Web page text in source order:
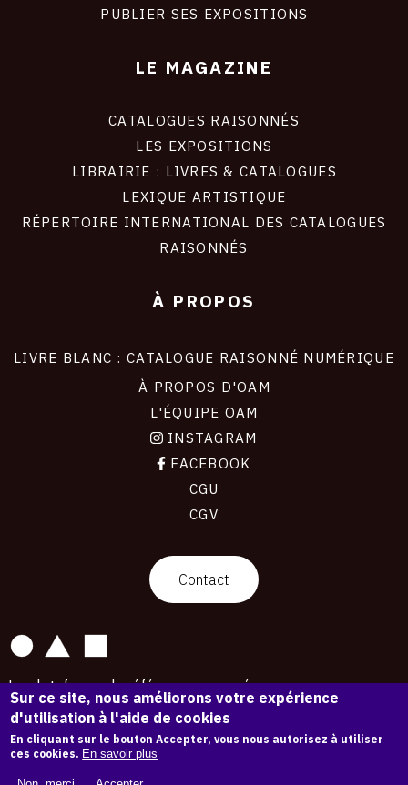
PUBLIER SES EXPOSITIONS
LE MAGAZINE
CATALOGUES RAISONNÉS
LES EXPOSITIONS
LIBRAIRIE : LIVRES & CATALOGUES
LEXIQUE ARTISTIQUE
RÉPERTOIRE INTERNATIONAL DES CATALOGUES
RAISONNÉS
À PROPOS
LIVRE BLANC : CATALOGUE RAISONNÉ NUMÉRIQUE
À PROPOS D'OAM
L'ÉQUIPE OAM
INSTAGRAM
FACEBOOK
CGU
CGV
Contact
La plateforme de référence pour créer,
conserver et promouvoir l'Histoire de l'Art.
Des catalogues raisonnés aux archives
d'expositions.
43 254 œuvres d'art — 7 587 expositions
Sur ce site, nous améliorons votre expérience
d'utilisation à l'aide de cookies
En cliquant sur le bouton Accepter, vous nous autorisez à utiliser
ces cookies. En savoir plus